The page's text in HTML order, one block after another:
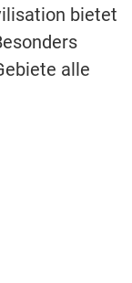
bietet
alle